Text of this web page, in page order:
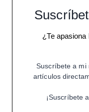
¿Te
Suscríbete a mi
artículos
¡Suscríbete